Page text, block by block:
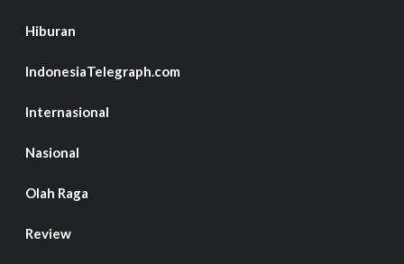
Hiburan
IndonesiaTelegraph.com
Internasional
Nasional
Olah Raga
Review